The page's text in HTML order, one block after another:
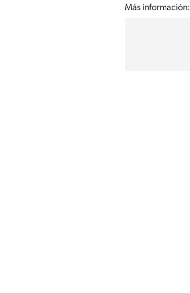
Más información: